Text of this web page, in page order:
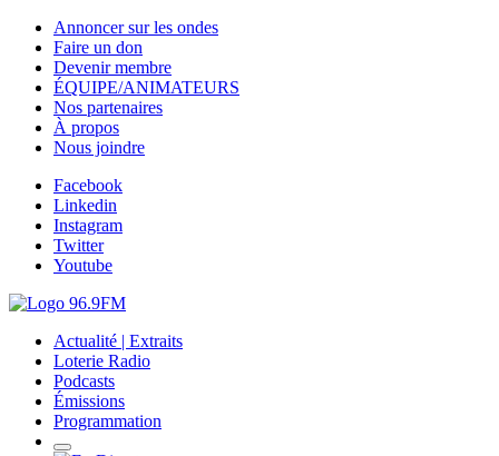
Annoncer sur les ondes
Faire un don
Devenir membre
ÉQUIPE/ANIMATEURS
Nos partenaires
À propos
Nous joindre
Facebook
Linkedin
Instagram
Twitter
Youtube
Actualité | Extraits
Loterie Radio
Podcasts
Émissions
Programmation